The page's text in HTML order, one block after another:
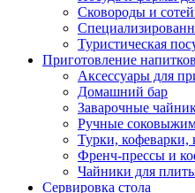
Сковороды и
Туристическая
Приготовление напитков
Аксессуары для
Домашний бар
Заварочные
Ручные
Турки, кофеварки,
Френч-прессы и
Чайники для
Сервировка стола